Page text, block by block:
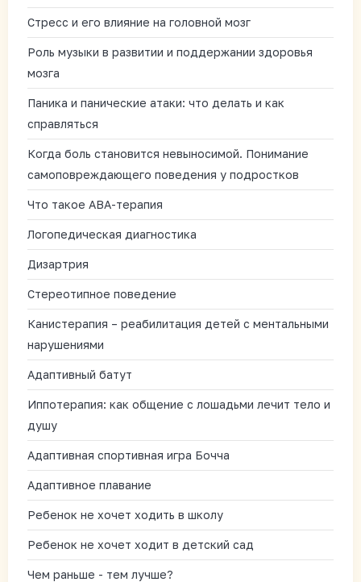
Стресс и его влияние на головной мозг
Роль музыки в развитии и поддержании здоровья
мозга
Паника и панические атаки: что делать и как
справляться
Когда боль становится невыносимой. Понимание
самоповреждающего поведения у подростков
Что такое АВА-терапия
Логопедическая диагностика
Дизартрия
Стереотипное поведение
Канистерапия – реабилитация детей с ментальными
нарушениями
Адаптивный батут
Иппотерапия: как общение с лошадьми лечит тело и
душу
Адаптивная спортивная игра Бочча
Адаптивное плавание
Ребенок не хочет ходить в школу
Ребенок не хочет ходит в детский сад
Чем раньше - тем лучше?